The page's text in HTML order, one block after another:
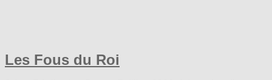
Les Fous du Roi